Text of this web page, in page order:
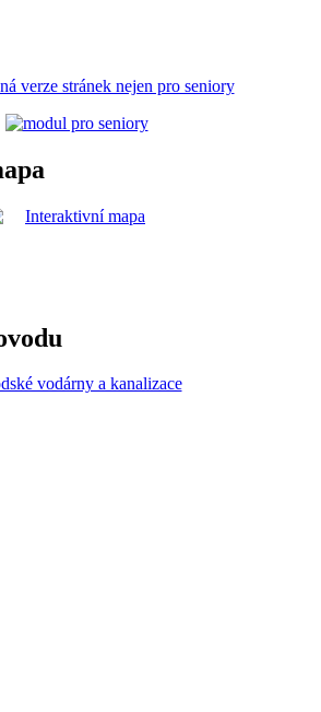
verze stránek nejen pro seniory
vodárny a kanalizace